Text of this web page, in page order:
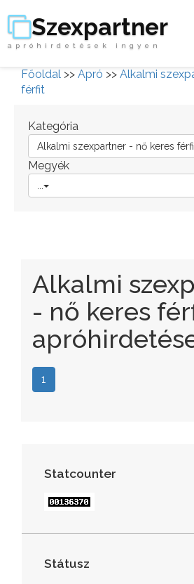
Szexpartner
apróhirdetések ingyen
Főoldal >> Apró >> Alkalmi
férfit
Kategória
Alkalmi szexpartner - nő keres
Megyék
Alkalmi
- nő keres
1
Statcounter
Státusz